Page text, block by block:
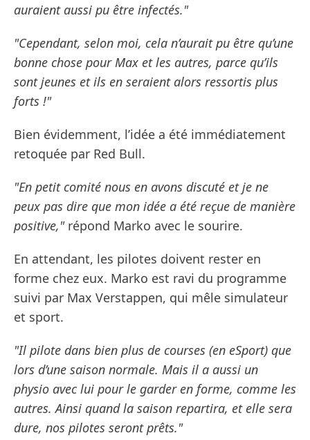
auraient aussi pu être infectés."
"Cependant, selon moi, cela n’aurait pu être qu’une
bonne chose pour Max et les autres, parce qu’ils
sont jeunes et ils en seraient alors ressortis plus
forts !"
Bien évidemment, l’idée a été immédiatement
retoquée par Red Bull.
"En petit comité nous en avons discuté et je ne
peux pas dire que mon idée a été reçue de manière
positive,"répond Marko avec le sourire.
En attendant, les pilotes doivent rester en
forme chez eux. Marko est ravi du programme
suivi par Max Verstappen, qui mêle simulateur
et sport.
"Il pilote dans bien plus de courses (en eSport) que
lors d’une saison normale. Mais il a aussi un
physio avec lui pour le garder en forme, comme les
autres. Ainsi quand la saison repartira, et elle sera
dure, nos pilotes seront prêts."